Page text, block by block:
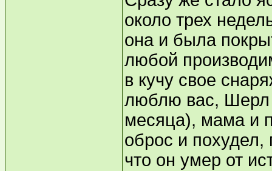
около трех
она и была
любой
в кучу свое
люблю вас, Шерл
месяца), мама и
оброс и похудел,
что он умер от